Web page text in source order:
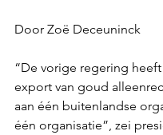
Door Zoë Deceuninck
“De vorige regering
export van goud
aan één buitenlandse
één organisatie”, zei